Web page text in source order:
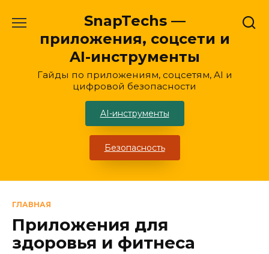
содержанию
SnapTechs —
приложения, соцсети и
AI-инструменты
Гайды по приложениям, соцсетям, AI и
цифровой безопасности
AI-инструменты
Безопасность
ГЛАВНАЯ
Приложения для
здоровья и фитнеса